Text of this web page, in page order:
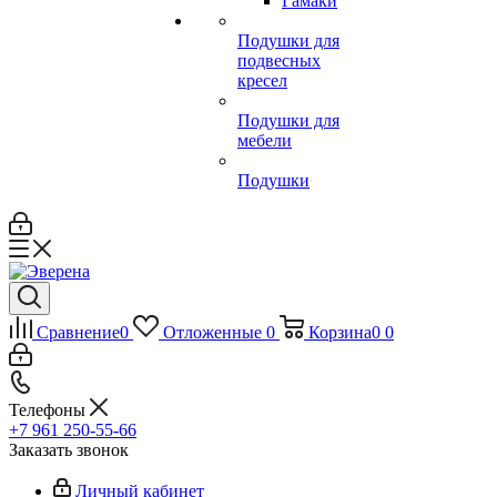
Подушки для
подвесных
кресел
Подушки для
мебели
Подушки
Сравнение0 Отложенные 0 Корзина0 0
Телефоны
+7 961 250-55-66
Заказать звонок
Личный кабинет